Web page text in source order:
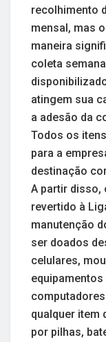
recolhimento
mensal, mas
maneira
coleta
atingem sua
a adesão da
Todos os
para a
destinação
A partir disso,
revertido à
manutenção
ser doados
celulares,
qualquer item
por pilhas,